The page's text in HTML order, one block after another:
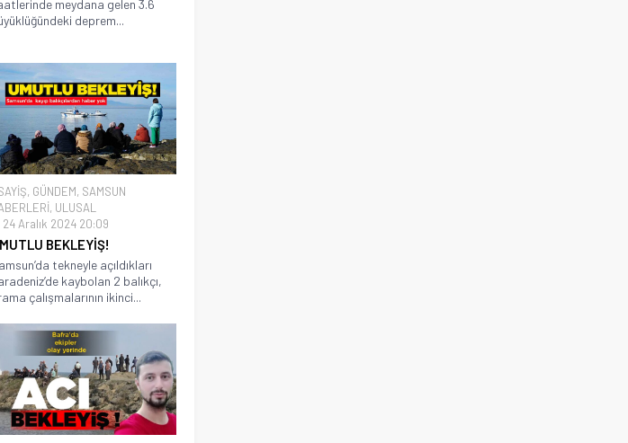
meydana gelen 3.6
deprem...
, GÜNDEM, SAMSUN
, ULUSAL
24 Aralık 2024 20:09
BEKLEYİŞ!
tekneyle açıldıkları
kaybolan 2 balıkçı,
çalışmalarının ikinci...